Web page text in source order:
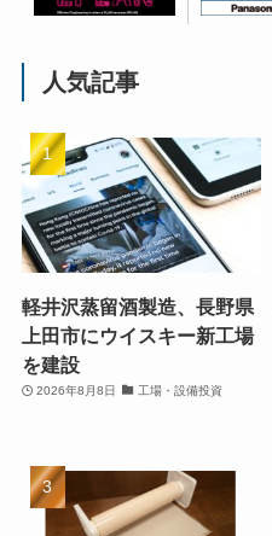
人気記事
軽井沢蒸留酒製造、長野県
上田市にウイスキー新工場
を建設
2026年8月8日 工場・設備投資